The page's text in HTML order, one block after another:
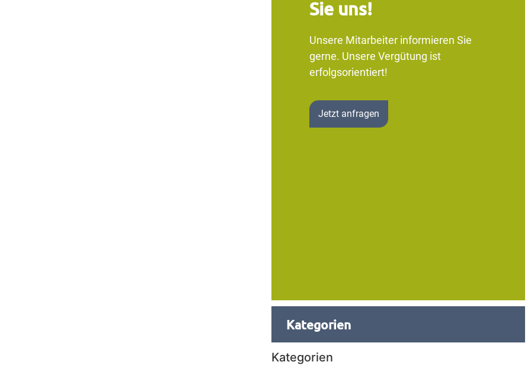
Sie uns!
Unsere Mitarbeiter informieren Sie
gerne. Unsere Vergütung ist
erfolgsorientiert!
Jetzt anfragen
Kategorien
Kategorien